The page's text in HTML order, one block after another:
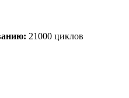
21000 циклов